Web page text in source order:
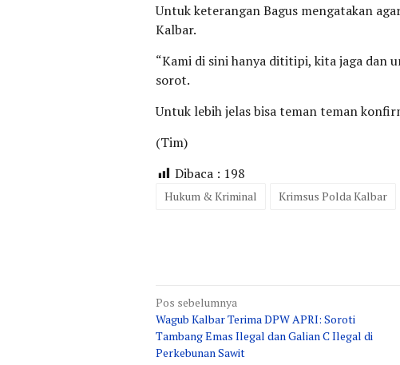
Untuk keterangan Bagus mengatakan
Kalbar.
“Kami di sini hanya dititipi, kita jaga dan
sorot.
Untuk lebih jelas bisa teman teman
(Tim)
Dibaca : 198
Hukum & Kriminal Krimsus Polda Kalbar
Navigasi
pos
Pos sebelumnya
Wagub Kalbar Terima DPW APRI: Soroti
Tambang Emas Ilegal dan Galian C Ilegal di
Perkebunan Sawit